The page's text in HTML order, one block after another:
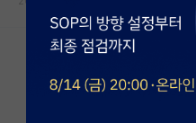
커뮤니티 홈
전체글보기
베스트 게시판